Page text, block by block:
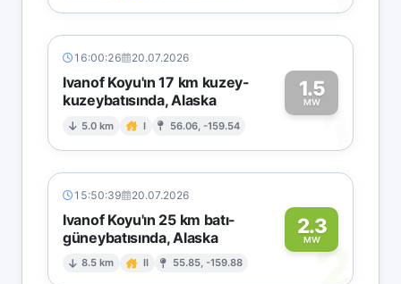
16:00:26 20.07.2026
Ivanof Koyu'ın 17 km kuzey-
kuzeybatısında, Alaska
5.0 km I 56.06, -159.54
1.5
MW1
15:50:39 20.07.2026
Ivanof Koyu'ın 25 km batı-
güneybatısında, Alaska
8.5 km II 55.85, -159.88
2.3
MW2